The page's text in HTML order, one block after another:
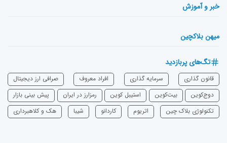
خبر و آموزش
میهن بلاکچین
تگ‌های پربازدید
قانون گذاری سرمایه‌ گذاری افراد معروف
صرافی ارز دیجیتال
دوج‌کوین
بیت‌کوین استیبل کوین رمزارز در ایران
پیش بینی بازار
تکنولوژی بلاک چین
اتریوم ‌کاردانو شیبا هک و کلاهبرداری